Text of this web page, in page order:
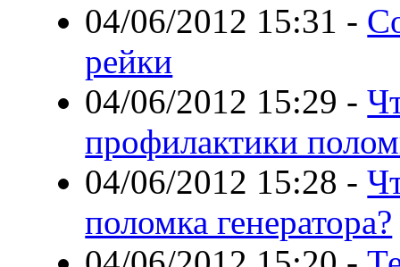
04/06/2012 15:31 -
рейки
04/06/2012 15:29 -
профилактики
04/06/2012 15:28 -
поломка генератора?